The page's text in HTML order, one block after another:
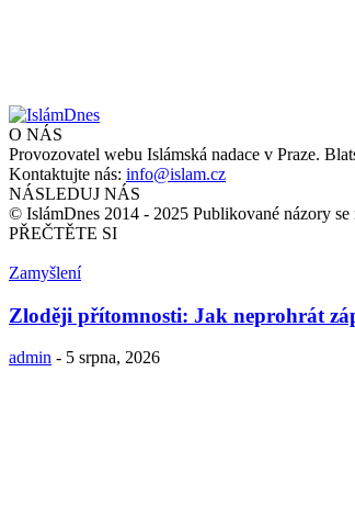
O NÁS
Provozovatel webu Islámská nadace v Praze.
Kontaktujte nás: info@islam.cz
NÁSLEDUJ NÁS
© IslámDnes 2014 - 2025 Publikované názory se
PŘEČTĚTE SI
Zamyšlení
Zloději přítomnosti: Jak neprohrát
admin - 5 srpna, 2026